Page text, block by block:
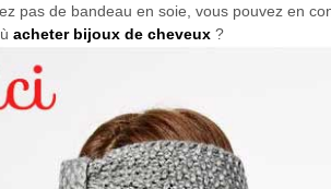
pas de bandeau en soie, vous pouvez en
acheter bijoux de cheveux ?